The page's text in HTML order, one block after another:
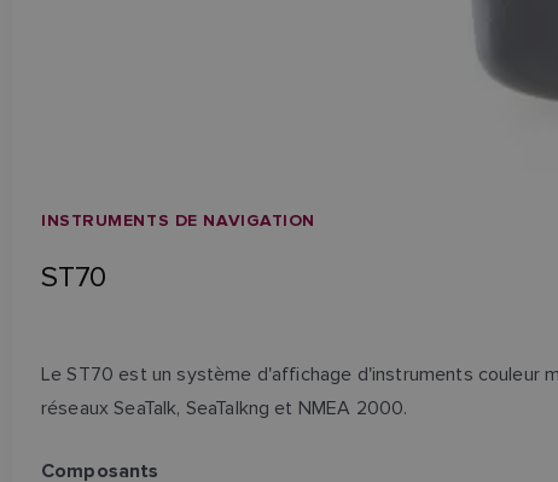
INSTRUMENTS DE NAVIGATION
ST70
Le ST70 est un système d'affichage d'instruments couleur
réseaux SeaTalk, SeaTalkng et NMEA 2000.
Composants